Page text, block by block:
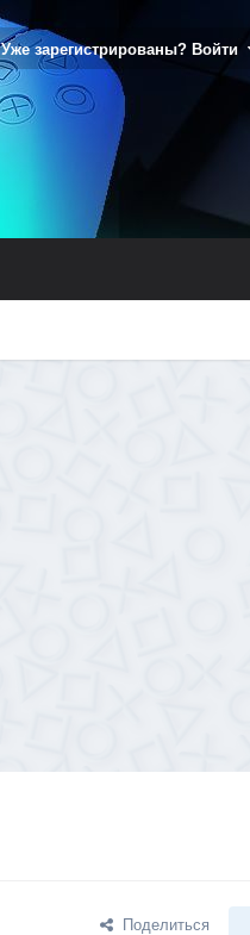
Уже зарегистрированы? Войти
Поделиться